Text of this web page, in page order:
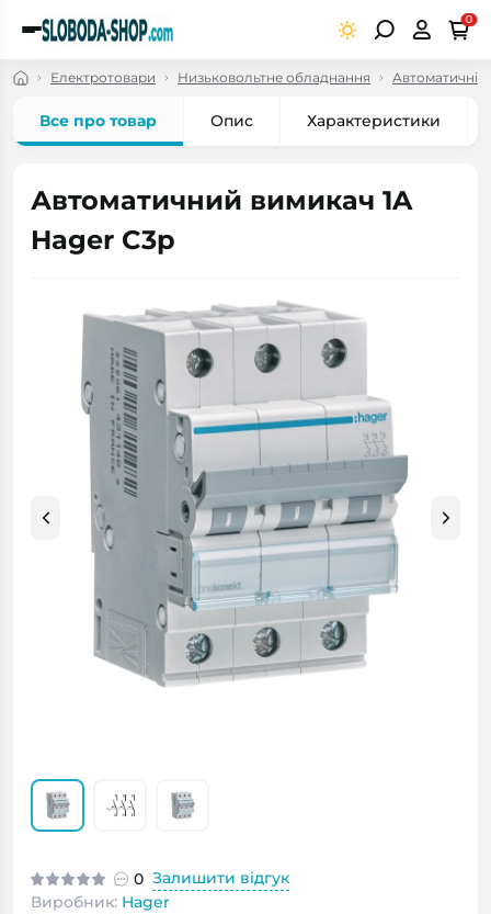
0
Електротовари Низьковольтне обладнання Автоматичні
Все про товар Опис Характеристики
Автоматичний вимикач 1A
Hager C3p
0 Залишити відгук
Виробник: Hager